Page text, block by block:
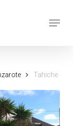
Menu
Tahiche